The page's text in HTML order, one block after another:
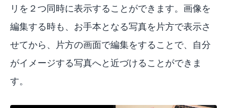
リを２つ同時に表示することができます。画像を
編集する時も、お手本となる写真を片方で表示さ
せてから、片方の画面で編集をすることで、自分
がイメージする写真へと近づけることができま
す。